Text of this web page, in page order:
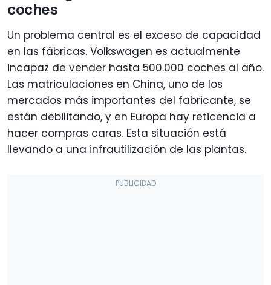
coches
Un problema central es el exceso de capacidad
en las fábricas. Volkswagen es actualmente
incapaz de vender hasta 500.000 coches al año.
Las matriculaciones en China, uno de los
mercados más importantes del fabricante, se
están debilitando, y en Europa hay reticencia a
hacer compras caras. Esta situación está
llevando a una infrautilización de las plantas.